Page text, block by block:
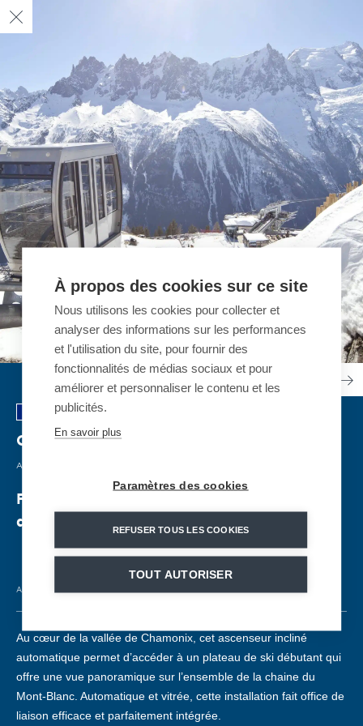
Chamonix | FRANCE
ASCENSEUR INCLINÉ
Face au Mont-Blanc, une liaison clé pour le
domaine des Brévents
ASCENSEUR INCLINE
Au cœur de la vallée de Chamonix, cet ascenseur incliné
automatique permet d’accéder à un plateau de ski débutant qui
offre une vue panoramique sur l’ensemble de la chaine du
Mont-Blanc. Automatique et vitrée, cette installation fait office de
liaison efficace et parfaitement intégrée.
À propos des cookies sur ce site
Nous utilisons les cookies pour collecter et
analyser des informations sur les performances
et l'utilisation du site, pour fournir des
fonctionnalités de médias sociaux et pour
améliorer et personnaliser le contenu et les
publicités.
En savoir plus
Paramètres des cookies
REFUSER TOUS LES COOKIES
TOUT AUTORISER